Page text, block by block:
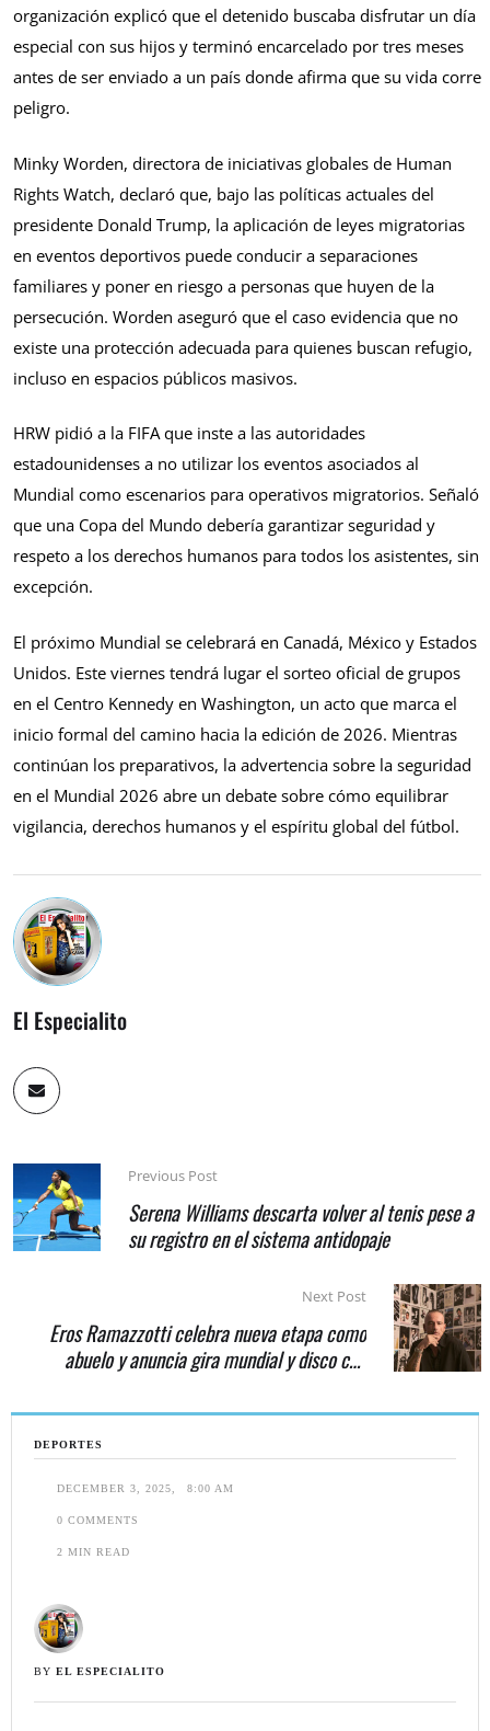
DEPORTES
DECEMBER 3, 2025 8:00 AM
0 COMMENTS
2 MIN READ
BY EL ESPECIALITO
organización explicó que el detenido buscaba disfrutar un día
especial con sus hijos y terminó encarcelado por tres meses
antes de ser enviado a un país donde afirma que su vida corre
peligro.
Minky Worden, directora de iniciativas globales de Human
Rights Watch, declaró que, bajo las políticas actuales del
presidente Donald Trump, la aplicación de leyes migratorias
en eventos deportivos puede conducir a separaciones
familiares y poner en riesgo a personas que huyen de la
persecución. Worden aseguró que el caso evidencia que no
existe una protección adecuada para quienes buscan refugio,
incluso en espacios públicos masivos.
HRW pidió a la FIFA que inste a las autoridades
estadounidenses a no utilizar los eventos asociados al
Mundial como escenarios para operativos migratorios. Señaló
que una Copa del Mundo debería garantizar seguridad y
respeto a los derechos humanos para todos los asistentes, sin
excepción.
El próximo Mundial se celebrará en Canadá, México y Estados
Unidos. Este viernes tendrá lugar el sorteo oficial de grupos
en el Centro Kennedy en Washington, un acto que marca el
inicio formal del camino hacia la edición de 2026. Mientras
continúan los preparativos, la advertencia sobre la seguridad
en el Mundial 2026 abre un debate sobre cómo equilibrar
vigilancia, derechos humanos y el espíritu global del fútbol.
El Especialito
Previous Post
Serena Williams descarta volver al tenis pese a
su registro en el sistema antidopaje
Next Post
Eros Ramazzotti celebra nueva etapa como
abuelo y anuncia gira mundial y disco con